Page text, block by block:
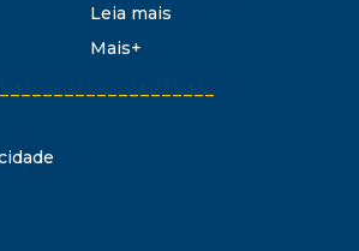
Leia mais
Mais+